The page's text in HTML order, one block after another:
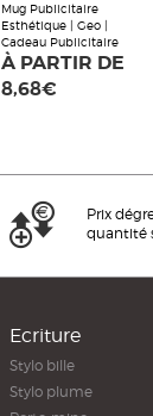
Mug Publicitaire
Esthétique | Geo |
Cadeau Publicitaire
À PARTIR DE
8,68€
Prix
quantité
Ecriture
Stylo bille
Stylo plume